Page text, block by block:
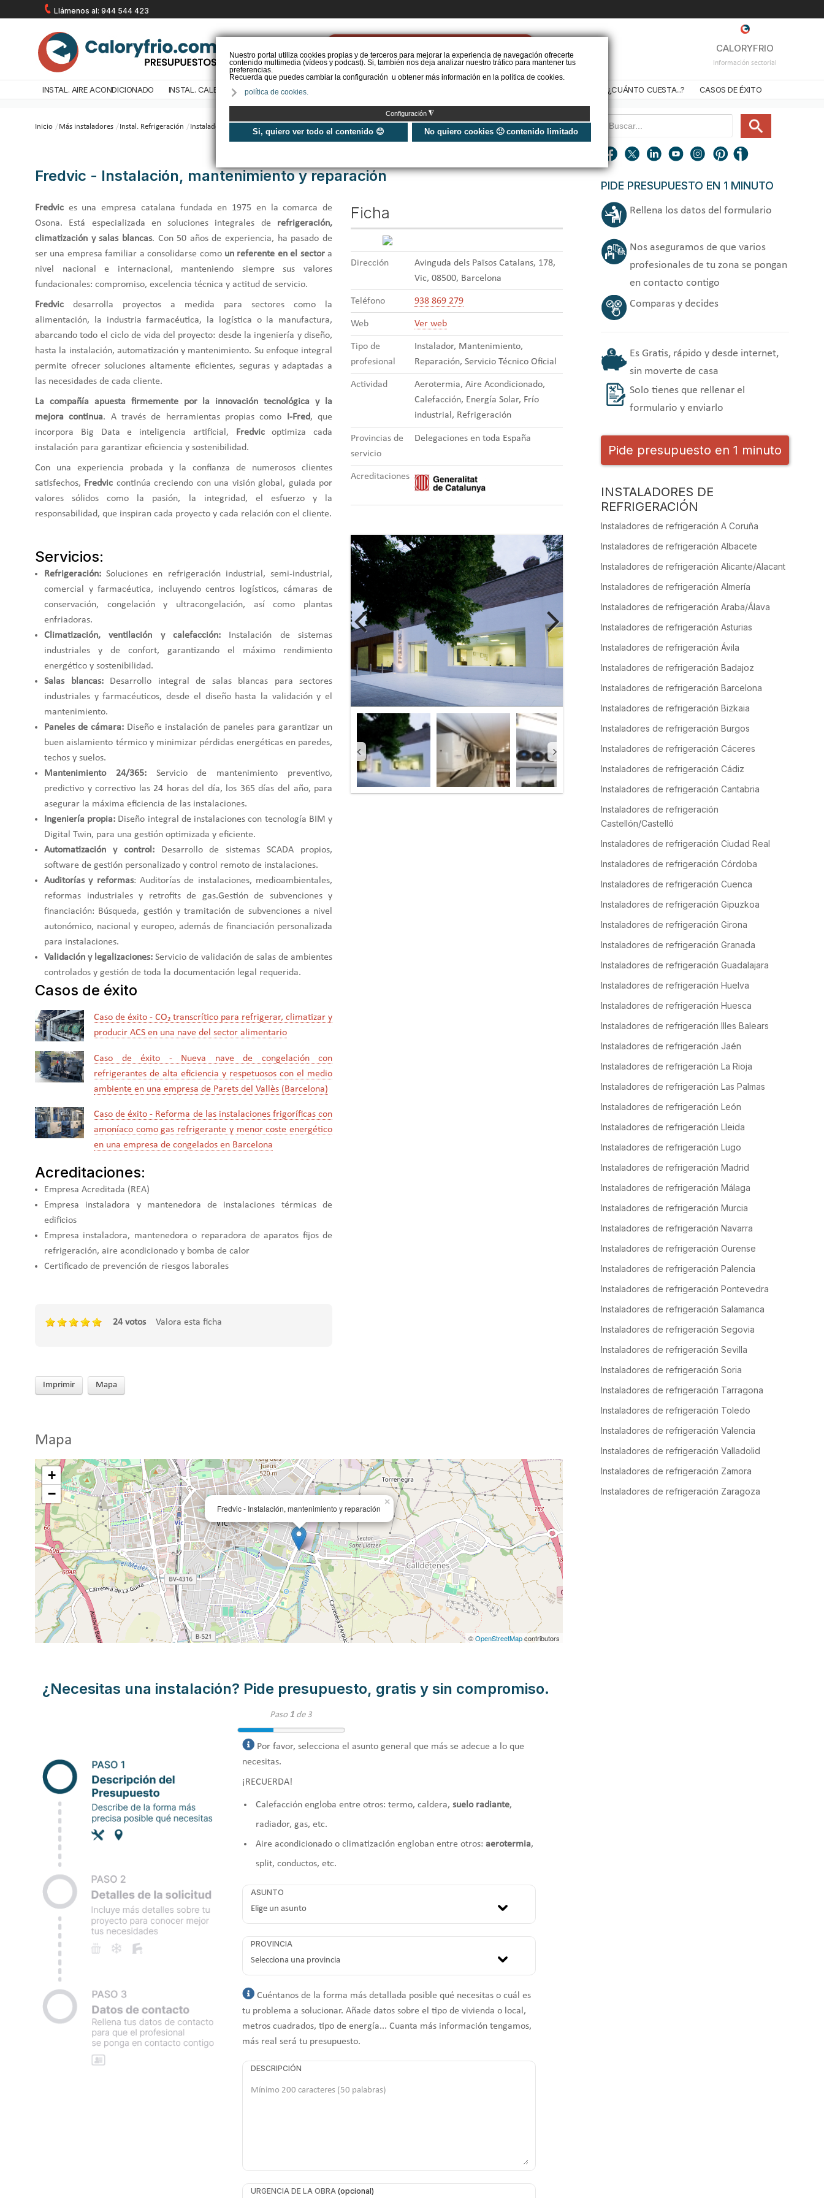
Nuestro portal utiliza cookies propias y de terceros para mejorar la experiencia de navegación ofrecerte
contenido multimedia (vídeos y podcast). Si, también nos deja analizar nuestro tráfico para mantener tus
preferencias.
Recuerda que puedes cambiar la configuración u obtener más información en la política de cookies.
política de cookies.
Configuración ◮
Si, quiero ver todo el contenido 😊 No quiero cookies 🙁 contenido limitado
Llámenos al: 944 544 423
PIDE PRESUPUESTO CALORYFRIO
Información sectorial
INSTAL. AIRE ACONDICIONADO INSTAL. CALEFACCIÓN INSTAL. AEROTERMIA ¿CUÁNTO CUESTA...? CASOS DE ÉXITO
Inicio /Más instaladores /Instal. Refrigeración /Instaladores Fredvic - Instalación, mantenimiento y reparación
Fredvic - Instalación, mantenimiento y reparación
Fredvic es una empresa catalana fundada en 1975 en la comarca de
Osona. Está especializada en soluciones integrales de refrigeración,
climatización y salas blancas. Con 50 años de experiencia, ha pasado de
ser una empresa familiar a consolidarse como un referente en el sectora
nivel nacional e internacional, manteniendo siempre sus valores
fundacionales: compromiso, excelencia técnica y actitud de servicio.
Fredvic desarrolla proyectos a medida para sectores como la
alimentación, la industria farmacéutica, la logística o la manufactura,
abarcando todo el ciclo de vida del proyecto: desde la ingeniería y diseño,
hasta la instalación, automatización y mantenimiento. Su enfoque integral
permite ofrecer soluciones altamente eficientes, seguras y adaptadas a
las necesidades de cada cliente.
La compañía apuesta firmemente por la innovación tecnológica y la
mejora continua. A través de herramientas propias como I-Fred, que
incorpora Big Data e inteligencia artificial, Fredvicoptimiza cada
instalación para garantizar eficiencia y sostenibilidad.
Con una experiencia probada y la confianza de numerosos clientes
satisfechos, Fredvic continúa creciendo con una visión global, guiada por
valores sólidos como la pasión, la integridad, el esfuerzo y la
responsabilidad, que inspiran cada proyecto y cada relación con el cliente.
Servicios:
Refrigeración: Soluciones en refrigeración industrial, semi-industrial,
comercial y farmacéutica, incluyendo centros logísticos, cámaras de
conservación, congelación y ultracongelación, así como plantas
enfriadoras.
Climatización, ventilación y calefacción: Instalación de sistemas
industriales y de confort, garantizando el máximo rendimiento
energético y sostenibilidad.
Salas blancas:Desarrollo integral de salas blancas para sectores
industriales y farmacéuticos, desde el diseño hasta la validación y el
mantenimiento.
Paneles de cámara:Diseño e instalación de paneles para garantizar un
buen aislamiento térmico y minimizar pérdidas energéticas en paredes,
techos y suelos.
Mantenimiento 24/365:Servicio de mantenimiento preventivo,
predictivo y correctivo las 24 horas del día, los 365 días del año, para
asegurar la máxima eficiencia de las instalaciones.
Ingeniería propia: Diseño integral de instalaciones con tecnología BIM y
Digital Twin, para una gestión optimizada y eficiente.
Automatización y control:Desarrollo de sistemas SCADA propios,
software de gestión personalizado y control remoto de instalaciones.
Auditorías y reformas: Auditorías de instalaciones, medioambientales,
reformas industriales y retrofits de gas.Gestión de subvenciones y
financiación: Búsqueda, gestión y tramitación de subvenciones a nivel
autonómico, nacional y europeo, además de financiación personalizada
para instalaciones.
Validación y legalizaciones: Servicio de validación de salas de ambientes
controlados y gestión de toda la documentación legal requerida.
Casos de éxito
Caso de éxito - CO₂ transcrítico para refrigerar, climatizar y
producir ACS en una nave del sector alimentario
Caso de éxito - Nueva nave de congelación con
refrigerantes de alta eficiencia y respetuosos con el medio
ambiente en una empresa de Parets del Vallès (Barcelona)
Caso de éxito - Reforma de las instalaciones frigoríficas con
amoníaco como gas refrigerante y menor coste energético
en una empresa de congelados en Barcelona
Acreditaciones:
Empresa Acreditada (REA)
Empresa instaladora y mantenedora de instalaciones térmicas de
edificios
Empresa instaladora, mantenedora o reparadora de aparatos fijos de
refrigeración, aire acondicionado y bomba de calor
Certificado de prevención de riesgos laborales
Valora esta ficha
24 votos
Ficha
Dirección
Avinguda dels Països Catalans, 178,
Vic, 08500, Barcelona
Teléfono 938 869 279
Web Ver web
Tipo de
profesional
Instalador, Mantenimiento,
Reparación, Servicio Técnico Oficial
Actividad
Aerotermia, Aire Acondicionado,
Calefacción, Energía Solar, Frío
industrial, Refrigeración
Provincias de
servicio
Delegaciones en toda España
Acreditaciones
Imprimir Mapa
Mapa
Fredvic - Instalación, mantenimiento y reparación
×
+
−
©OpenStreetMapcontributors
¿Necesitas una instalación? Pide presupuesto, gratis y sin compromiso.
Paso 1 de 3
Por favor, selecciona el asunto general que más se adecue a lo que
necesitas.
¡RECUERDA!
Calefacción engloba entre otros: termo, caldera,suelo radiante,
radiador, gas, etc.
Aire acondicionado o climatización engloban entre otros:aerotermia,
split, conductos, etc.
ASUNTO
PROVINCIA
Cuéntanos de la forma más detallada posible qué necesitas o cuál es
tu problema a solucionar. Añade datos sobre el tipo de vivienda o local,
metros cuadrados, tipo de energía... Cuanta más información tengamos,
más real será tu presupuesto.
DESCRIPCIÓN
URGENCIA DE LA OBRA
PIDE PRESUPUESTO EN 1 MINUTO
Rellena los datos del formulario
Nos aseguramos de que varios
profesionales de tu zona se pongan
en contacto contigo
Comparas y decides
Es Gratis, rápido y desde internet,
sin moverte de casa
Solo tienes que rellenar el
formulario y enviarlo
Pide presupuesto en 1 minuto
INSTALADORES DE
REFRIGERACIÓN
Instaladores de refrigeración A Coruña
Instaladores de refrigeración Albacete
Instaladores de refrigeración Alicante/Alacant
Instaladores de refrigeración Almería
Instaladores de refrigeración Araba/Álava
Instaladores de refrigeración Asturias
Instaladores de refrigeración Ávila
Instaladores de refrigeración Badajoz
Instaladores de refrigeración Barcelona
Instaladores de refrigeración Bizkaia
Instaladores de refrigeración Burgos
Instaladores de refrigeración Cáceres
Instaladores de refrigeración Cádiz
Instaladores de refrigeración Cantabria
Instaladores de refrigeración
Castellón/Castelló
Instaladores de refrigeración Ciudad Real
Instaladores de refrigeración Córdoba
Instaladores de refrigeración Cuenca
Instaladores de refrigeración Gipuzkoa
Instaladores de refrigeración Girona
Instaladores de refrigeración Granada
Instaladores de refrigeración Guadalajara
Instaladores de refrigeración Huelva
Instaladores de refrigeración Huesca
Instaladores de refrigeración Illes Balears
Instaladores de refrigeración Jaén
Instaladores de refrigeración La Rioja
Instaladores de refrigeración Las Palmas
Instaladores de refrigeración León
Instaladores de refrigeración Lleida
Instaladores de refrigeración Lugo
Instaladores de refrigeración Madrid
Instaladores de refrigeración Málaga
Instaladores de refrigeración Murcia
Instaladores de refrigeración Navarra
Instaladores de refrigeración Ourense
Instaladores de refrigeración Palencia
Instaladores de refrigeración Pontevedra
Instaladores de refrigeración Salamanca
Instaladores de refrigeración Segovia
Instaladores de refrigeración Sevilla
Instaladores de refrigeración Soria
Instaladores de refrigeración Tarragona
Instaladores de refrigeración Toledo
Instaladores de refrigeración Valencia
Instaladores de refrigeración Valladolid
Instaladores de refrigeración Zamora
Instaladores de refrigeración Zaragoza